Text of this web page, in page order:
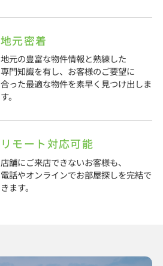
地元密着
地元の豊富な物件情報と熟練した
専門知識を有し、お客様のご要望に
合った最適な物件を素早く見つけ出しま
す。
リモート対応可能
店舗にご来店できないお客様も、
電話やオンラインでお部屋探しを完結で
きます。